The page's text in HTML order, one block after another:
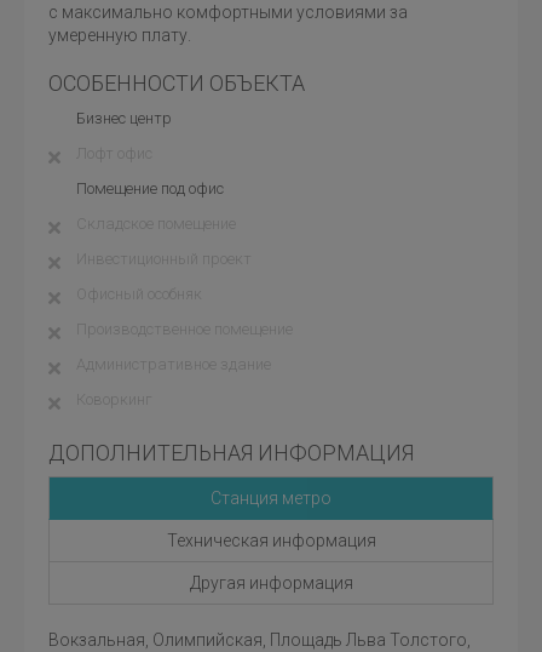
с максимально комфортными условиями за
умеренную плату.
ОСОБЕННОСТИ ОБЪЕКТА
Бизнес центр
Лофт офис
Помещение под офис
Складское помещение
Инвестиционный проект
Офисный особняк
Производственное помещение
Административное здание
Коворкинг
ДОПОЛНИТЕЛЬНАЯ ИНФОРМАЦИЯ
Станция метро
Техническая информация
Другая информация
Вокзальная, Олимпийская, Площадь Льва Толстого,